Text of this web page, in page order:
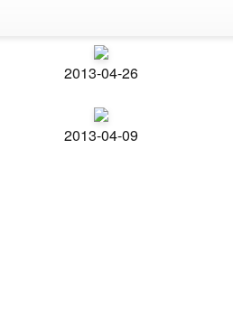
2013-04-26
2013-04-09